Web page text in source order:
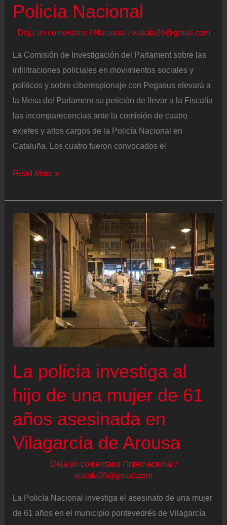
Policía Nacional
Deja un comentario / Nacional /walala26@gmail.com
La Comisión de Investigación del Parlament sobre las
infilitraciones policiales en movimientos sociales y
políticos y sobre ciberespionaje con Pegasus elevará a
la Mesa del Parlament su petición de llevar a la Fiscalía
las incomparecencias ante la comisión de cuatro
exjefes y altos cargos de la Policía Nacional en
Cataluña. Los cuatro fueron convocados el
La
de
espionaje
Parlament
llevar
incomparecencia
altos
de
la
Nacional
Read More »
La policía investiga al
hijo de una mujer de 61
años asesinada en
Vilagarcía de Arousa
Deja un comentario / Internacional /
walala26@gmail.com
La Policía Nacional investiga el asesinato de una mujer
de 61 años en el municipio pontevedrés de Vilagarcía